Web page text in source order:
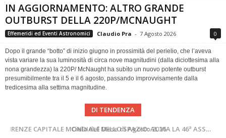
IN AGGIORNAMENTO: ALTRO GRANDE
OUTBURST DELLA 220P/MCNAUGHT
Effemeridi ed Eventi Astronomici Claudio Pra - 7 Agosto 2026 0
Dopo il grande “botto” di inizio giugno in prossimità del perielio, che l’aveva
vista variare la sua luminosità di circa nove magnitudini (dalla diciottesima alla
nona grandezza) la 220P/ McNaught ha subìto un nuovo potente outburst
presumibilmente tra il 5 e il 6 agosto, passando improvvisamente dalla
tredicesima alla settima magnitudine.
DI TENDENZA
Cielo del Mese di Agosto 2026
SUPERNOVAE aggiornamenti del mese – Agosto 2026